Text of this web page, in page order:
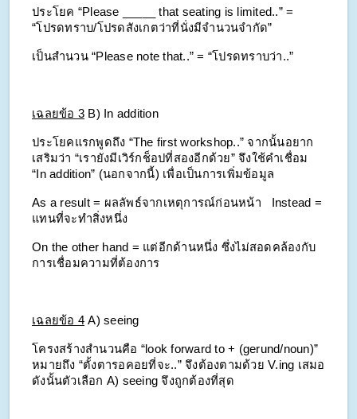
ประโยค “Please _____ that seating is limited..” =
“โปรดทราบ/โปรดสังเกตว่าที่นั่งมีจำนวนจำกัด”
เป็นสำนวน “Please note that..” = “โปรดทราบว่า..”
เฉลยข้อ 3 B) In addition
ประโยคแรกพูดถึง “The first workshop..” จากนั้นอยาก
เสริมว่า “เรายังมีเวิร์กช็อปที่สองอีกด้วย” จึงใช้คำเชื่อม
“In addition” (นอกจากนี้) เพื่อเป็นการเพิ่มข้อมูล
As a result = ผลลัพธ์จากเหตุการณ์ก่อนหน้า
Instead =
แทนที่จะทำสิ่งหนึ่ง
On the other hand = แต่อีกด้านหนึ่ง ซึ่งไม่สอดคล้องกับ
การเชื่อมความที่ต้องการ
เฉลยข้อ 4 A) seeing
โครงสร้างสำนวนคือ “look forward to + (gerund/noun)”
หมายถึง “ตั้งตารอคอยที่จะ..” จึงต้องตามด้วย V.ing เสมอ
ดังนั้นตัวเลือก A) seeing จึงถูกต้องที่สุด